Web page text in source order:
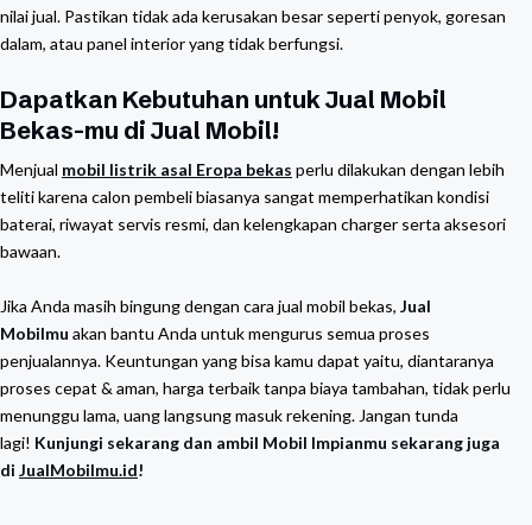
nilai jual. Pastikan tidak ada kerusakan besar seperti penyok, goresan
dalam, atau panel interior yang tidak berfungsi.
Dapatkan Kebutuhan untuk Jual Mobil
Bekas-mu di Jual Mobil!
Menjual mobil listrik asal Eropa bekas perlu dilakukan dengan lebih
teliti karena calon pembeli biasanya sangat memperhatikan kondisi
baterai, riwayat servis resmi, dan kelengkapan charger serta aksesori
bawaan.
Jika Anda masih bingung dengan cara jual mobil bekas, Jual
Mobilmu akan bantu Anda untuk mengurus semua proses
penjualannya. Keuntungan yang bisa kamu dapat yaitu, diantaranya
proses cepat & aman, harga terbaik tanpa biaya tambahan, tidak perlu
menunggu lama, uang langsung masuk rekening. Jangan tunda
lagi! Kunjungi sekarang dan ambil Mobil Impianmu sekarang juga
di JualMobilmu.id!